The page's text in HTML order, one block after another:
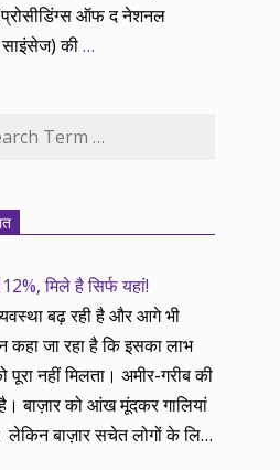
ऑफ द नेशनल
की…
मिले है सिर्फ यहां!
बढ़ रही है और आगे भी
कहा जा रहा है कि इसका लाभ
नहीं मिलता। अमीर-गरीब की
बाज़ार को आंख मूंदकर गालियां
लेकिन बाज़ार सचेत लोगों के लिए